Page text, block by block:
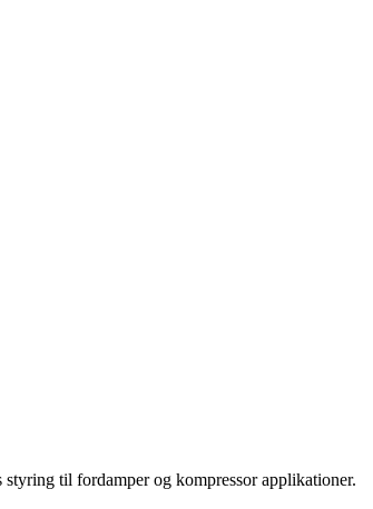
til fordamper og kompressor applikationer.